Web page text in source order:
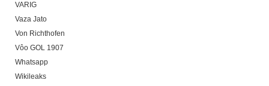
VARIG
Vaza Jato
Von Richthofen
Vôo GOL 1907
Whatsapp
Wikileaks